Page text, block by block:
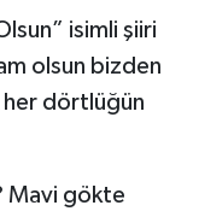
isimli şiiri
olsun bizden
her dörtlüğün
Mavi gökte